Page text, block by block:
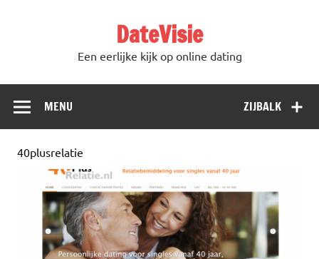
DateVisie
Een eerlijke kijk op online dating
ZIJBALK
MENU
40plusrelatie